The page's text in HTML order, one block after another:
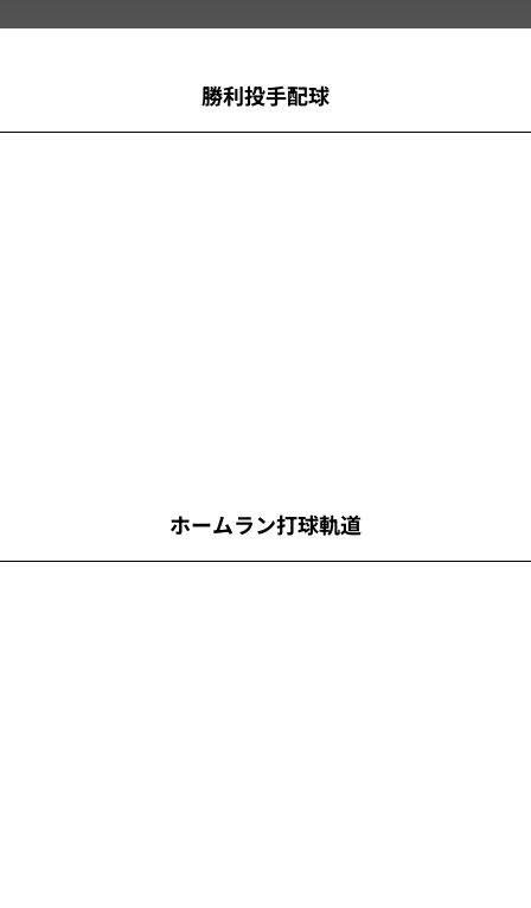
勝利投手配球
ホームラン打球軌道